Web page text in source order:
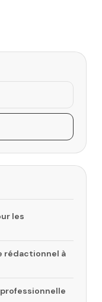
les
rédactionnel à